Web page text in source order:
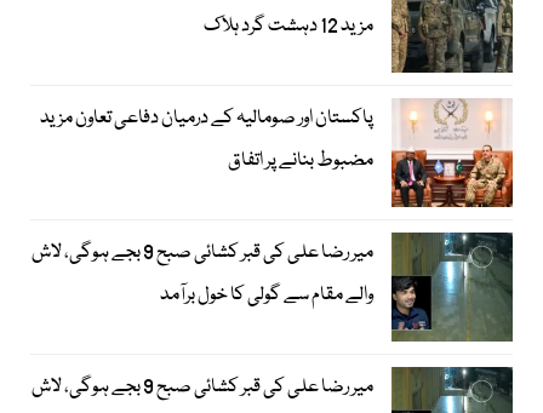
مزید 12 دہشت گرد ہلاک
پاکستان اور صومالیہ کے درمیان دفاعی تعاون مزید
مضبوط بنانے پر اتفاق
میر رضا علی کی قبر کشائی صبح 9 بجے ہوگی، لاش
والے مقام سے گولی کا خول برآمد
میر رضا علی کی قبر کشائی صبح 9 بجے ہوگی، لاش